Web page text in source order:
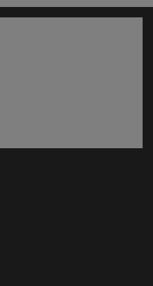
en nueva ventana)
en nueva ventana)